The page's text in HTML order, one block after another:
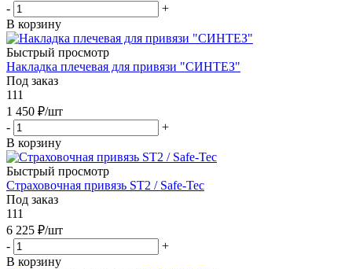
-
+
В корзину
Быстрый просмотр
Накладка плечевая для привязи "СИНТЕЗ"
Под заказ
111
1 450 ₽/шт
-
+
В корзину
Быстрый просмотр
Cтраховочная привязь ST2 / Safe-Tec
Под заказ
111
6 225 ₽/шт
-
+
В корзину